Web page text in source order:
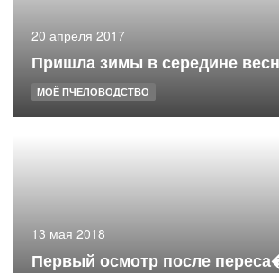
20 апреля 2017
Пришла зимы в середине
МОЁ ПЧЕЛОВОДСТВО
13 мая 2018
Первый осмотр после